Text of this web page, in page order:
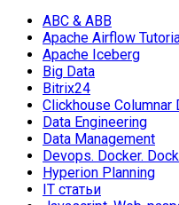
ABC & ABB
Apache Airflow
Apache Iceberg
Big Data
Bitrix24
Clickhouse Columnar
Data Engineering
Data Management
Devops. Docker.
Hyperion Planning
IT статьи